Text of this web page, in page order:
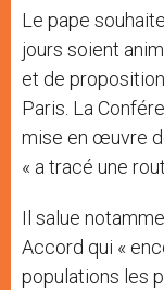
Le pape
jours soient
et de
Paris. La
mise en œuvre
« a tracé une
Il salue
Accord qui «
populations les